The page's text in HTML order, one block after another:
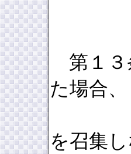
連委
第１３
た場合
定に
を召集